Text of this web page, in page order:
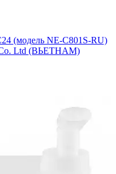
(модель NE-C801S-RU)
Co. Ltd (ВЬЕТНАМ)